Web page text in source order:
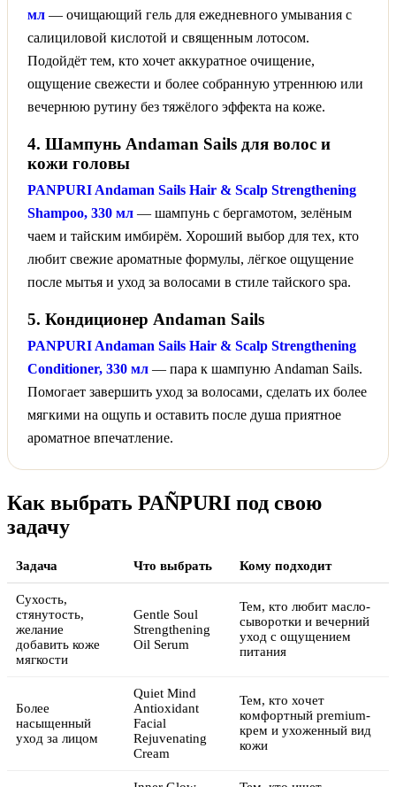
мл — очищающий гель для ежедневного умывания с
салициловой кислотой и священным лотосом.
Подойдёт тем, кто хочет аккуратное очищение,
ощущение свежести и более собранную утреннюю или
вечернюю рутину без тяжёлого эффекта на коже.
4. Шампунь Andaman Sails для волос и
кожи головы
PANPURI Andaman Sails Hair & Scalp Strengthening
Shampoo, 330 мл — шампунь с бергамотом, зелёным
чаем и тайским имбирём. Хороший выбор для тех, кто
любит свежие ароматные формулы, лёгкое ощущение
после мытья и уход за волосами в стиле тайского spa.
5. Кондиционер Andaman Sails
PANPURI Andaman Sails Hair & Scalp Strengthening
Conditioner, 330 мл — пара к шампуню Andaman Sails.
Помогает завершить уход за волосами, сделать их более
мягкими на ощупь и оставить после душа приятное
ароматное впечатление.
Как выбрать PAÑPURI под свою
задачу
Задача Что выбрать Кому подходит
Сухость,
стянутость,
желание
добавить коже
мягкости
Gentle Soul
Strengthening
Oil Serum
Тем, кто любит масло-
сыворотки и вечерний
уход с ощущением
питания
Более
насыщенный
уход за лицом
Quiet Mind
Antioxidant
Facial
Rejuvenating
Cream
Тем, кто хочет
комфортный premium-
крем и ухоженный вид
кожи